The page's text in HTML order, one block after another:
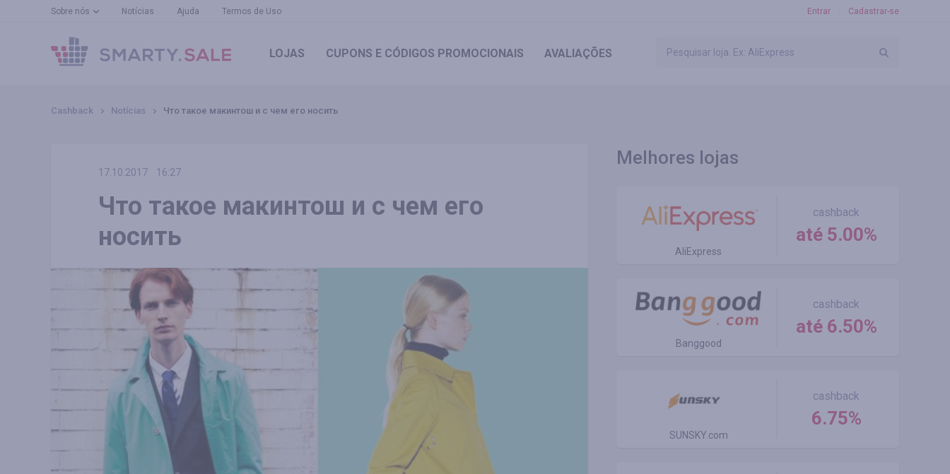
Sobre nós Notícias Ajuda Termos de Uso Entrar Cadastrar-se
LOJAS CUPONS E CÓDIGOS PROMOCIONAIS AVALIAÇÕES
Cashback Notícias Что такое макинтош и с чем его носить
17.10.2017 16:27
Что такое макинтош и с чем его
носить
Melhores lojas
AliExpress
cashback
até 5.00%
Banggood
cashback
até 6.50%
SUNSKY.com
cashback
6.75%